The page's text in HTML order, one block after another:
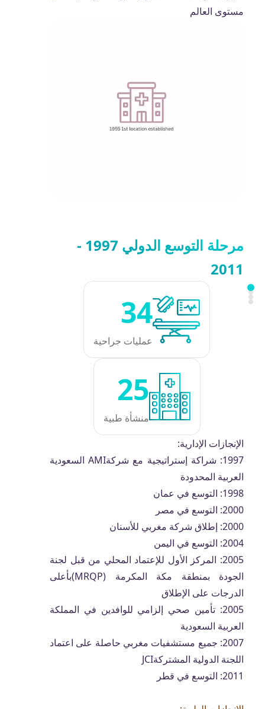
مستوى العالم
مرحلة التوسع الدولي 1997 -
2011
34
عمليات جراحية
25
منشأة طبية
الإنجازات الإدارية:
1997: شراكة إستراتيجية مع شركةAMI السعودية
العربية المحدودة
1998: التوسع في عمان
2000: التوسع في مصر
2000: إطلاق شركة مغربي للأسنان
2004: التوسع في اليمن
2005: المركز الأول للإعتماد المحلي من قبل لجنة
الجودة بمنطقة مكة المكرمة (MRQP)بأعلى
الدرجات على الإطلاق
2005: تأمين صحي إلزامي للوافدين في المملكة
العربية السعودية
2007: جميع مستشفيات مغربي حاصلة على اعتماد
اللجنة الدولية المشتركةJCI
2011: التوسع في قطر